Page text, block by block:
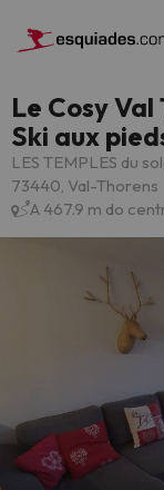
Le Cosy
Ski aux
LES TEMPLES du
73440, Val-Thorens
A 467.9 m do